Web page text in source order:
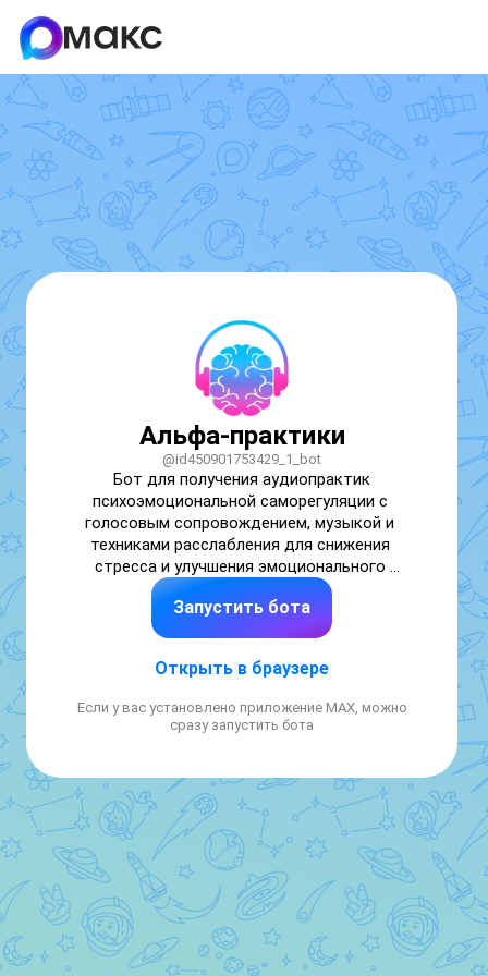
Альфа-практики
@id450901753429_1_bot
Бот для получения аудиопрактик
психоэмоциональной саморегуляции с
голосовым сопровождением, музыкой и
техниками расслабления для снижения
стресса и улучшения эмоционального
состояния
Запустить бота
Открыть в браузере
Если у вас установлено приложение MAX, можно
сразу запустить бота